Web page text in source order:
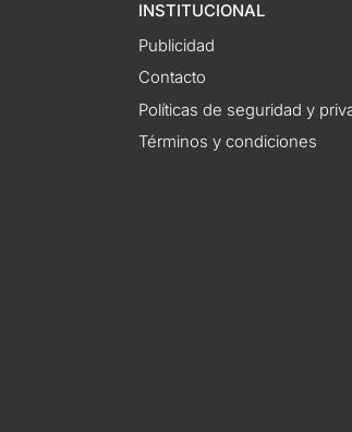
INSTITUCIONAL
Publicidad
Contacto
Políticas de seguridad y
Términos y condiciones